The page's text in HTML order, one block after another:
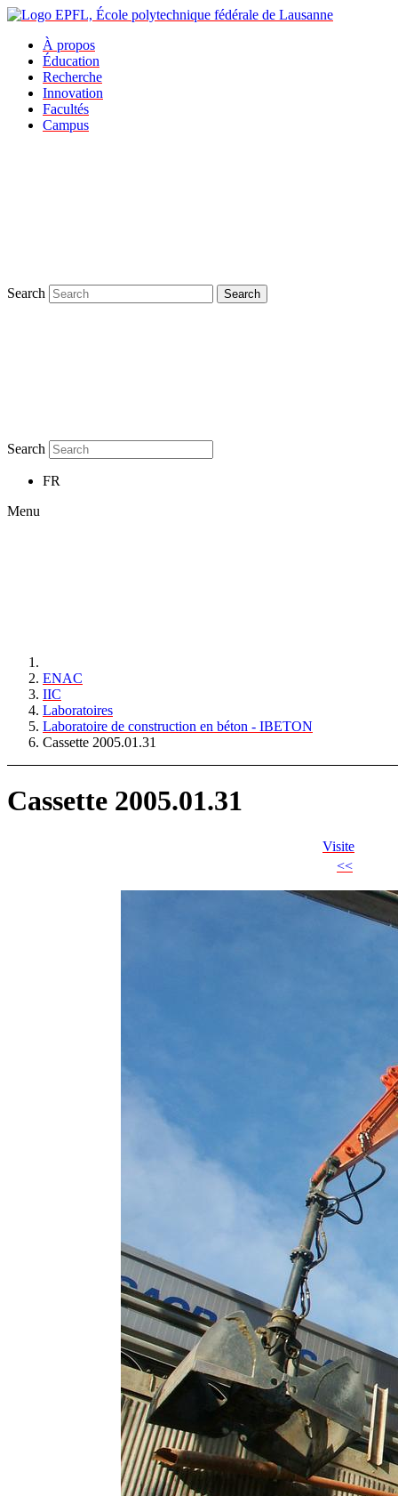
À propos
Éducation
Recherche
Innovation
Facultés
Campus
Search Search
Search
FR
Menu
ENAC
IIC
Laboratoires
Laboratoire de construction en béton - IBETON
Cassette 2005.01.31
Cassette 2005.01.31
Visite
<<